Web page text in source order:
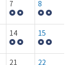
7 8
14 15
21 22